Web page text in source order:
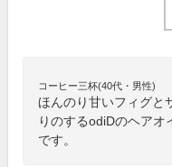
コーヒー三杯(40代・男性)
ほんのり甘いフィグと
りのするodiDのヘア
です。